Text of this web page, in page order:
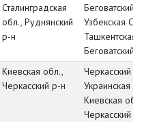
Сталинградская
обл., Руднянский
р-н
Беговатский РВК,
Узбекская ССР,
Ташкентская
Беговатский р-н
Киевская обл.,
Черкасский р-н
Черкасский РВК,
Украинская ССР,
Киевская обл.,
Черкасский р-н